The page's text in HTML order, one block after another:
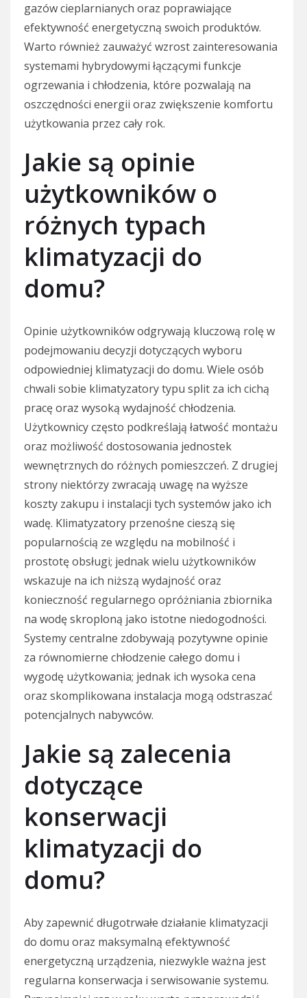
gazów cieplarnianych oraz poprawiające
efektywność energetyczną swoich produktów.
Warto również zauważyć wzrost zainteresowania
systemami hybrydowymi łączącymi funkcje
ogrzewania i chłodzenia, które pozwalają na
oszczędności energii oraz zwiększenie komfortu
użytkowania przez cały rok.
Jakie są opinie
użytkowników o
różnych typach
klimatyzacji do
domu?
Opinie użytkowników odgrywają kluczową rolę w
podejmowaniu decyzji dotyczących wyboru
odpowiedniej klimatyzacji do domu. Wiele osób
chwali sobie klimatyzatory typu split za ich cichą
pracę oraz wysoką wydajność chłodzenia.
Użytkownicy często podkreślają łatwość montażu
oraz możliwość dostosowania jednostek
wewnętrznych do różnych pomieszczeń. Z drugiej
strony niektórzy zwracają uwagę na wyższe
koszty zakupu i instalacji tych systemów jako ich
wadę. Klimatyzatory przenośne cieszą się
popularnością ze względu na mobilność i
prostotę obsługi; jednak wielu użytkowników
wskazuje na ich niższą wydajność oraz
konieczność regularnego opróżniania zbiornika
na wodę skroploną jako istotne niedogodności.
Systemy centralne zdobywają pozytywne opinie
za równomierne chłodzenie całego domu i
wygodę użytkowania; jednak ich wysoka cena
oraz skomplikowana instalacja mogą odstraszać
potencjalnych nabywców.
Jakie są zalecenia
dotyczące
konserwacji
klimatyzacji do
domu?
Aby zapewnić długotrwałe działanie klimatyzacji
do domu oraz maksymalną efektywność
energetyczną urządzenia, niezwykle ważna jest
regularna konserwacja i serwisowanie systemu.